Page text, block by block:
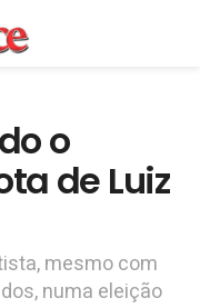
o
de Luiz
mesmo com
numa eleição